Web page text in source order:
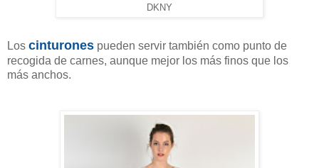
DKNY
Los cinturones pueden servir también como punto de
recogida de carnes, aunque mejor los más finos que los
más anchos.